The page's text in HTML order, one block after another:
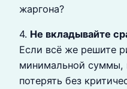
жаргона?
4. Не вкладывайте
Если всё же решите
минимальной суммы,
потерять без